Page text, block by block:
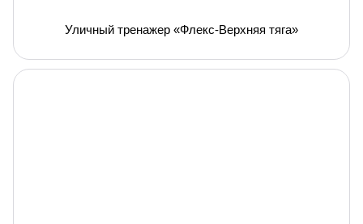
Уличный тренажер «Флекс-Верхняя тяга»